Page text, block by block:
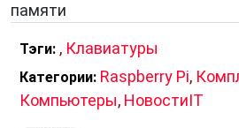
электроники, клавиатуры
С появлением сенсорных
способов ввода информации,
памяти
Тэги: , Клавиатуры
Категории: Raspberry Pi,
Компьютеры, НовостиIT